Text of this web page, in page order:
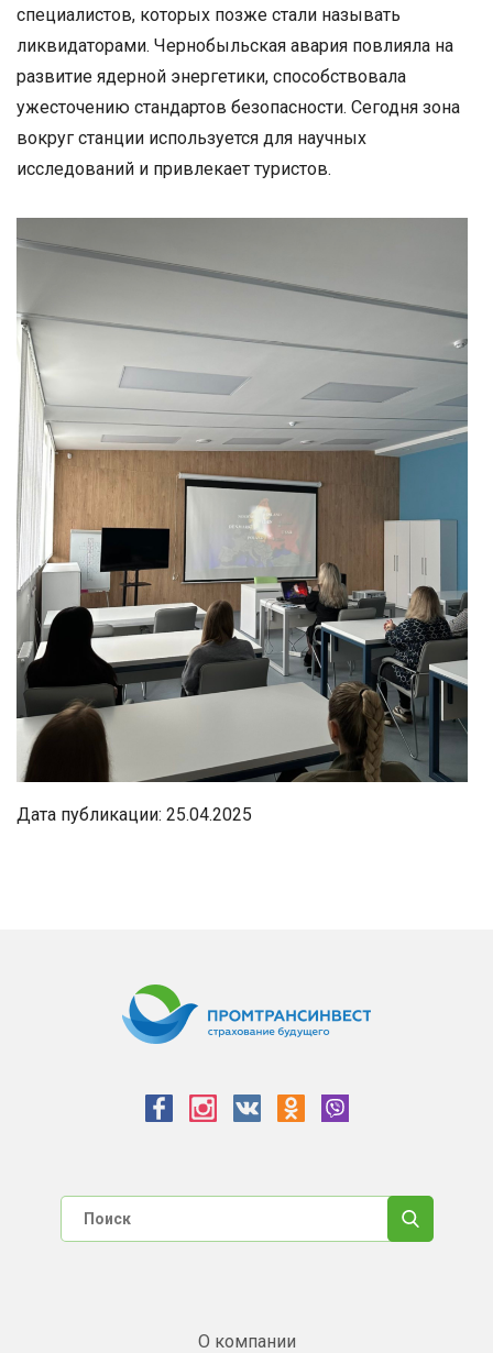
специалистов, которых позже стали называть
ликвидаторами. Чернобыльская авария повлияла на
развитие ядерной энергетики, способствовала
ужесточению стандартов безопасности. Сегодня зона
вокруг станции используется для научных
исследований и привлекает туристов.
Дата публикации: 25.04.2025
О компании